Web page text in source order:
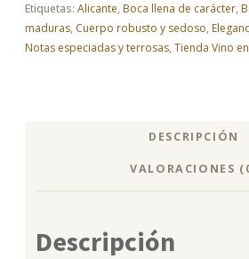
Etiquetas: Alicante, Boca llena de carácter,
maduras, Cuerpo robusto y sedoso,
Notas especiadas y terrosas,Tienda Vino en
DESCRIPCIÓN
VALORACIONES
Descripción